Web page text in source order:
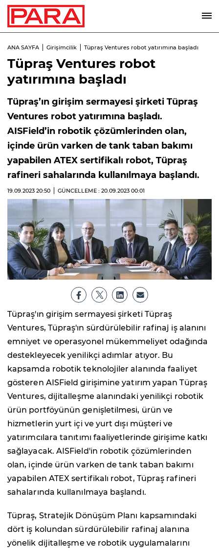
ANA SAYFA Girişimcilik Tüpraş Ventures robot yatırımına başladı
Tüpraş Ventures robot
yatırımına başladı
Tüpraş’ın girişim sermayesi şirketi Tüpraş
Ventures robot yatırımına başladı.
AISField’in robotik çözümlerinden olan,
içinde ürün varken de tank taban bakımı
yapabilen ATEX sertifikalı robot, Tüpraş
rafineri sahalarında kullanılmaya başlandı.
19.09.2023 20:50 GÜNCELLEME : 20.09.2023 00:01
Tüpraş'ın girişim sermayesi şirketi Tüpraş
Ventures, Tüpraş'ın sürdürülebilir rafinaj iş alanını
emniyet ve operasyonel mükemmeliyet odağında
destekleyecek yenilikçi adımlar atıyor. Bu
kapsamda robotik teknolojiler alanında faaliyet
gösteren AISField girişimine yatırım yapan Tüpraş
Ventures, dijitalleşme alanındaki yenilikçi robotik
ürün portföyünün genişletilmesi, ürün ve
hizmetlerin yurt içi ve yurt dışı müşteri ve
yatırımcılara tanıtımı faaliyetlerinde girişime katkı
sağlayacak. AISField'in robotik çözümlerinden
olan, içinde ürün varken de tank taban bakımı
yapabilen ATEX sertifikalı robot, Tüpraş rafineri
sahalarında kullanılmaya başlandı.
Tüpraş, Stratejik Dönüşüm Planı kapsamındaki
dört iş kolundan sürdürülebilir rafinaj alanına
yönelik dijitalleşme ve robotik uygulamalarını